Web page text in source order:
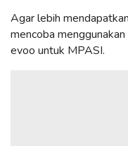
Agar lebih
mencoba
evoo untuk MPASI.